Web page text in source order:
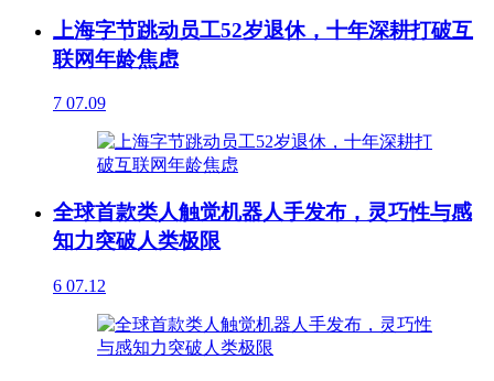
上海字节跳动员工52岁退休，十年深耕打破互
联网年龄焦虑
7 07.09
全球首款类人触觉机器人手发布，灵巧性与感
知力突破人类极限
6 07.12